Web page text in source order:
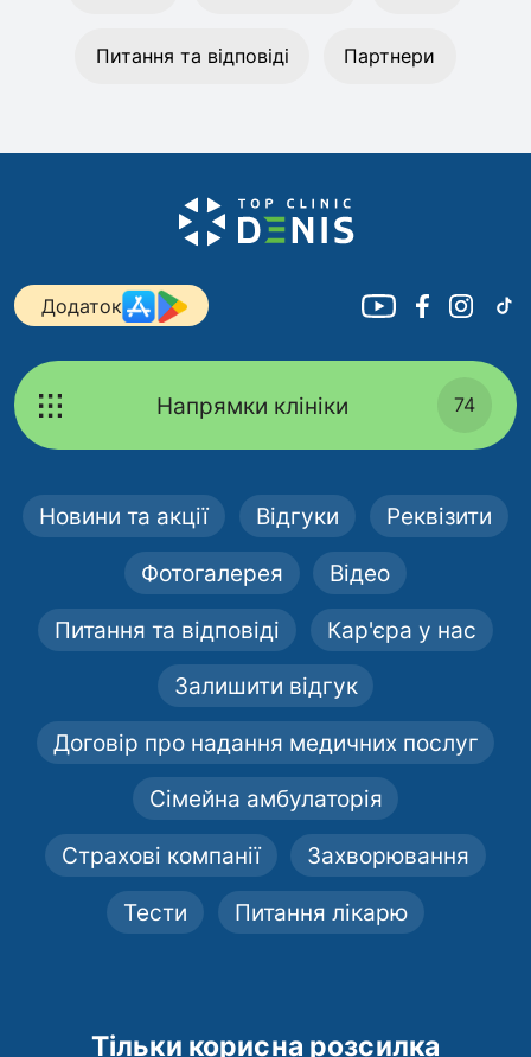
Питання та відповіді Партнери
Додаток
Напрямки клініки 74
Новини та акції Відгуки Реквізити
Фотогалерея Відео
Питання та відповіді Кар'єра у нас
Залишити відгук
Договір про надання медичних послуг
Сімейна амбулаторія
Страхові компанії Захворювання
Тести Питання лікарю
Тільки корисна розсилка